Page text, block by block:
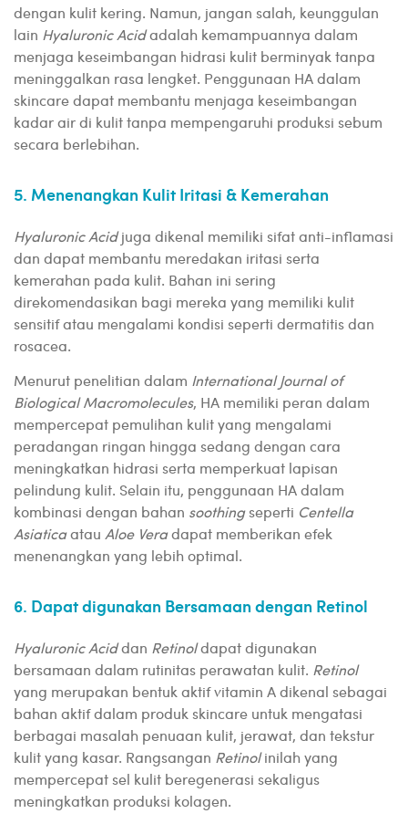
dengan kulit kering. Namun, jangan salah, keunggulan
lain Hyaluronic Acidadalah kemampuannya dalam
menjaga keseimbangan hidrasi kulit berminyak tanpa
meninggalkan rasa lengket. Penggunaan HA dalam
skincare dapat membantu menjaga keseimbangan
kadar air di kulit tanpa mempengaruhi produksi sebum
secara berlebihan.
5. Menenangkan Kulit Iritasi & Kemerahan
Hyaluronic Acidjuga dikenal memiliki sifat anti-inflamasi
dan dapat membantu meredakan iritasi serta
kemerahan pada kulit. Bahan ini sering
direkomendasikan bagi mereka yang memiliki kulit
sensitif atau mengalami kondisi seperti dermatitis dan
rosacea.
Menurut penelitian dalam International Journal of
Biological Macromolecules, HA memiliki peran dalam
mempercepat pemulihan kulit yang mengalami
peradangan ringan hingga sedang dengan cara
meningkatkan hidrasi serta memperkuat lapisan
pelindung kulit. Selain itu, penggunaan HA dalam
kombinasi dengan bahan soothingseperti Centella
Asiaticaatau Aloe Veradapat memberikan efek
menenangkan yang lebih optimal.
6. Dapat digunakan Bersamaan dengan Retinol
Hyaluronic Aciddan Retinoldapat digunakan
bersamaan dalam rutinitas perawatan kulit. Retinol
yang merupakan bentuk aktif vitamin A dikenal sebagai
bahan aktif dalam produk skincare untuk mengatasi
berbagai masalah penuaan kulit, jerawat, dan tekstur
kulit yang kasar. Rangsangan Retinolinilah yang
mempercepat sel kulit beregenerasi sekaligus
meningkatkan produksi kolagen.